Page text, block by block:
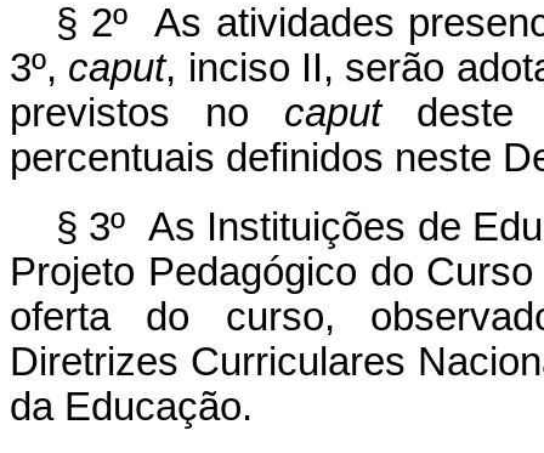
§ 2º As atividades
3º, caput, inciso II, serão
previstos no caputdeste
percentuais definidos neste
§ 3º As Instituições de
Projeto Pedagógico do
oferta do curso,
Diretrizes Curriculares
da Educação.